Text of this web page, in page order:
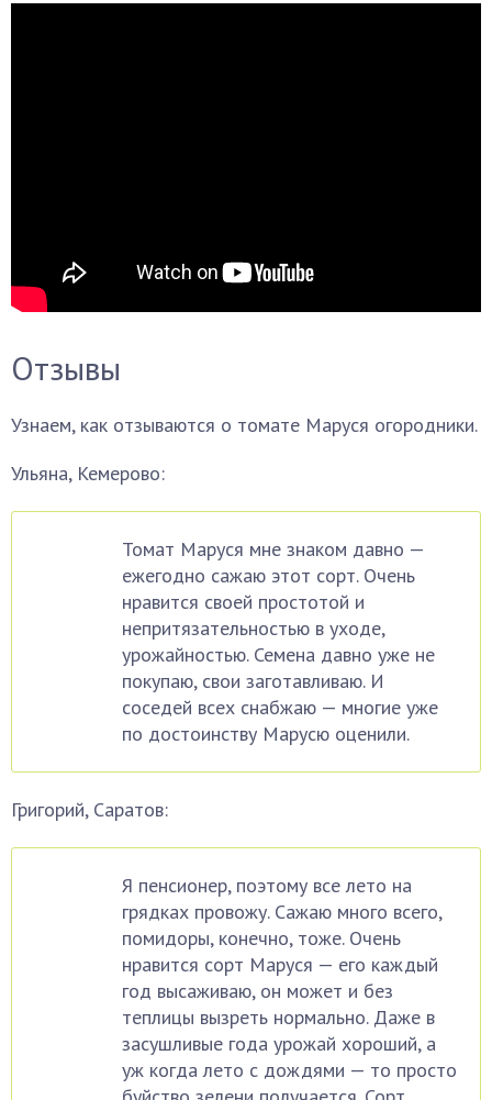
Отзывы
Узнаем, как отзываются о томате Маруся огородники.
Ульяна, Кемерово:
Томат Маруся мне знаком давно —
ежегодно сажаю этот сорт. Очень
нравится своей простотой и
непритязательностью в уходе,
урожайностью. Семена давно уже не
покупаю, свои заготавливаю. И
соседей всех снабжаю — многие уже
по достоинству Марусю оценили.
Григорий, Саратов:
Я пенсионер, поэтому все лето на
грядках провожу. Сажаю много всего,
помидоры, конечно, тоже. Очень
нравится сорт Маруся — его каждый
год высаживаю, он может и без
теплицы вызреть нормально. Даже в
засушливые года урожай хороший, а
уж когда лето с дождями — то просто